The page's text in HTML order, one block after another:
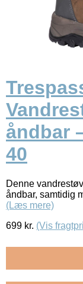
åndbar
40
Denne
åndbar, samtidig
(Læs mere)
699 kr. (Vis